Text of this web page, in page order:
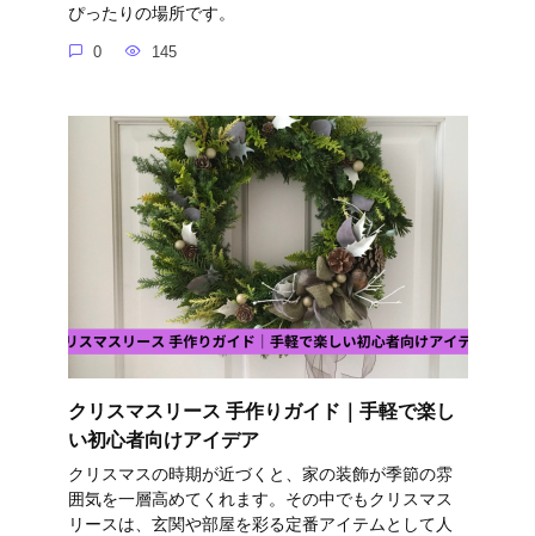
ぴったりの場所です。
0 145
クリスマスリース 手作りガイド｜手軽で楽し
い初心者向けアイデア
クリスマスの時期が近づくと、家の装飾が季節の雰
囲気を一層高めてくれます。その中でもクリスマス
リースは、玄関や部屋を彩る定番アイテムとして人